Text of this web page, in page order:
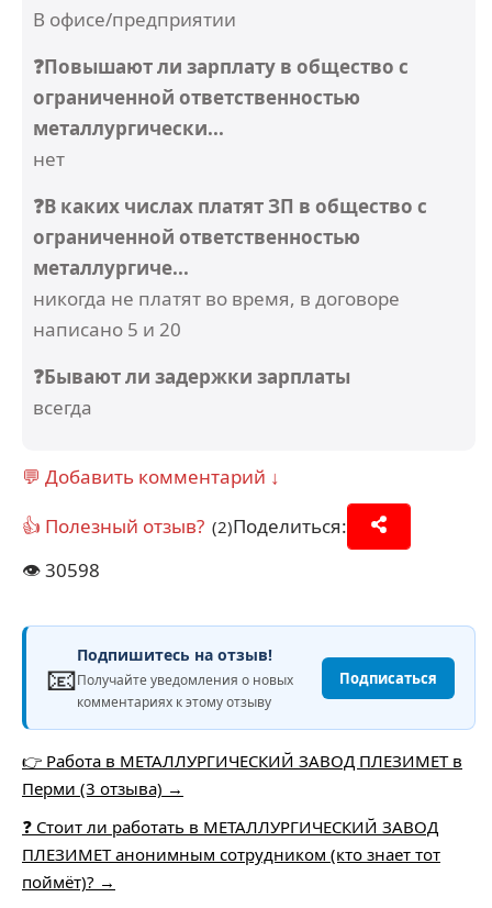
В офисе/предприятии
❓Повышают ли зарплату в общество с
ограниченной ответственностью
металлургически...
нет
❓В каких числах платят ЗП в общество с
ограниченной ответственностью
металлургиче...
никогда не платят во время, в договоре
написано 5 и 20
❓Бывают ли задержки зарплаты
всегда
💬 Добавить комментарий ↓
👍 Полезный отзыв? (2)Поделиться:
👁️30598
📧
Подпишитесь на отзыв!
Получайте уведомления о новых
комментариях к этому отзыву
Подписаться
👉 Работа в МЕТАЛЛУРГИЧЕСКИЙ ЗАВОД ПЛЕЗИМЕТ в
Перми (3 отзыва) →
❓ Стоит ли работать в МЕТАЛЛУРГИЧЕСКИЙ ЗАВОД
ПЛЕЗИМЕТ анонимным сотрудником (кто знает тот
поймёт)? →